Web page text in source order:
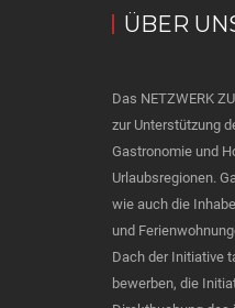
ÜBER
Das NETZWERK
zur Unterstützung
Gastronomie und
Urlaubsregionen.
wie auch die
und
Dach der Initiative
bewerben, die